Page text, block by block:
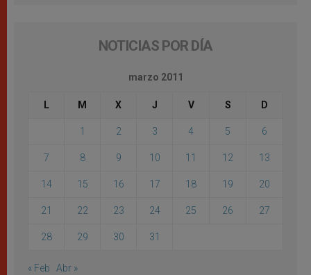
NOTICIAS POR DÍA
marzo 2011
L M X J V S D
1 2 3 4 5 6
7 8 9 10 11 12 13
14 15 16 17 18 19 20
21 22 23 24 25 26 27
28 29 30 31
« Feb Abr »